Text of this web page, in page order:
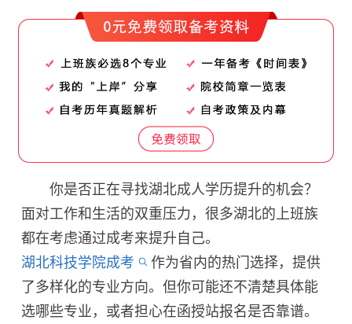
你是否正在寻找湖北成人学历提升的机会？
面对工作和生活的双重压力，很多湖北的上班族
都在考虑通过成考来提升自己。
湖北科技学院成考
作为省内的热门选择，提供
了多样化的专业方向。但你可能还不清楚具体能
选哪些专业，或者担心在函授站报名是否靠谱。